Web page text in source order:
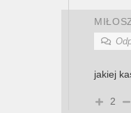
jakiej
2